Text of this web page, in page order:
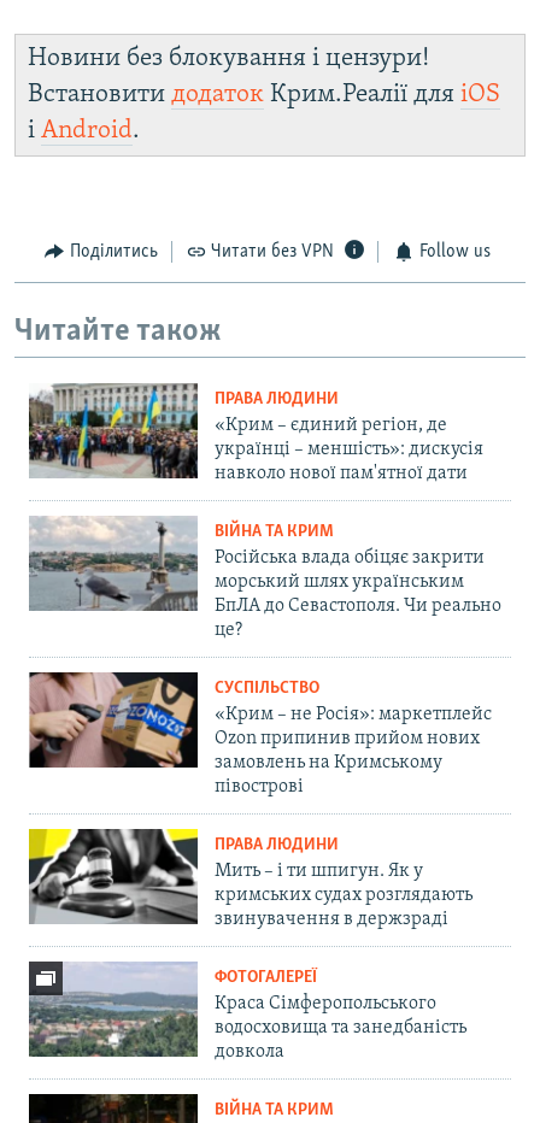
Новини без блокування і цензури!
Встановити додаток Крим.Реалії для iOS
і Android.
Поділитись Читати без VPN Follow us
Читайте також
ПРАВА ЛЮДИНИ
«Крим – єдиний регіон, де
українці – меншість»: дискусія
навколо нової пам'ятної дати
ВІЙНА ТА КРИМ
Російська влада обіцяє закрити
морський шлях українським
БпЛА до Севастополя. Чи реально
це?
СУСПІЛЬСТВО
«Крим – не Росія»: маркетплейс
Ozon припинив прийом нових
замовлень на Кримському
півострові
ПРАВА ЛЮДИНИ
Мить – і ти шпигун. Як у
кримських судах розглядають
звинувачення в держзраді
ФОТОГАЛЕРЕЇ
Краса Сімферопольського
водосховища та занедбаність
довкола
ВІЙНА ТА КРИМ